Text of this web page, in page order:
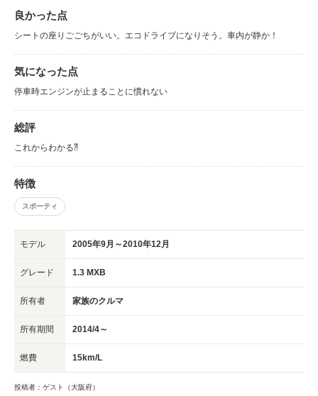
良かった点
シートの座りごごちがいい。エコドライブになりそう。車内が静か！
気になった点
停車時エンジンが止まることに慣れない
総評
これからわかる⁈
特徴
スポーティ
モデル 2005年9月～2010年12月
グレード 1.3 MXB
所有者 家族のクルマ
所有期間 2014/4～
燃費 15km/L
投稿者：ゲスト（大阪府）